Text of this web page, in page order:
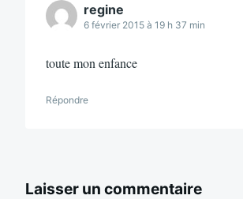
regine
6 février 2015 à 19 h 37 min
toute mon enfance
Répondre
Laisser un commentaire